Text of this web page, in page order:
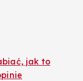
jak to